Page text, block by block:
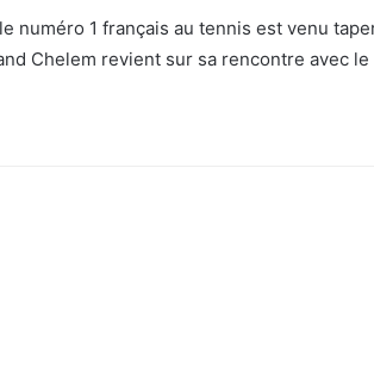
numéro 1 français au tennis est venu
Chelem revient sur sa rencontre avec